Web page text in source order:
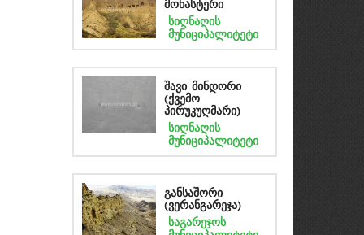
მონასტერი
სიღნაღის
მუნიციპალიტეტი
შავი მინდორი
(ქვემო
პირუკუღმარი)
სიღნაღის
მუნიციპალიტეტი
განსაშორი
(ვერანგარეჯა)
საგარეჯოს